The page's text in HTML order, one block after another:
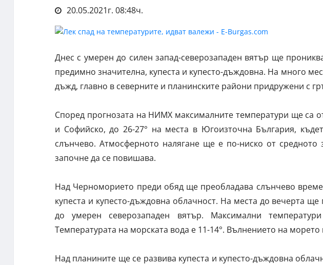
20.05.2021г. 08:48ч.
Днес с умерен до силен запад-северозападен вятър ще
предимно значителна, купеста и купесто-дъждовна. На много
дъжд, главно в северните и планинските райони придружени с
Според прогнозата на НИМХ максималните температури ще са
и Софийско, до 26-27° на места в Югоизточна България,
слънчево. Атмосферното налягане ще е по-ниско от
започне да се повишава.
Над Черноморието преди обяд ще преобладава слънчево
купеста и купесто-дъждовна облачност. На места до вечерта
до умерен северозападен вятър. Максимални
Температурата на морската вода е 11-14°. Вълнението на морето
Над планините ще се развива купеста и купесто-дъждовна